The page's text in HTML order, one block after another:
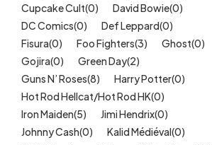
Univers (422)
Cupcake Cult(0) David Bowie(0)
DC Comics(0) Def Leppard(0)
Fisura(0) Foo Fighters(3) Ghost(0)
Gojira(0) Green Day(2)
Guns N’ Roses(8) Harry Potter(0)
Hot Rod Hellcat/Hot Rod HK(0)
Iron Maiden(5) Jimi Hendrix(0)
Johnny Cash(0) Kalid Médiéval(0)